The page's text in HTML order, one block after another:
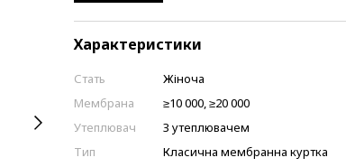
Характеристики
Стать
Жіноча
Мембрана
≥10 000, ≥20 000
Утеплювач
З утеплювачем
Тип
Класична мембранна куртка